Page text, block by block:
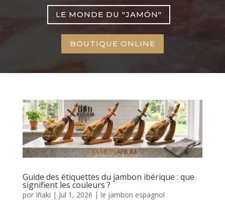
LE MONDE DU "JAMÓN"
BOUTIQUE ONLINE
Guide des étiquettes du jambon ibérique : que
signifient les couleurs ?
por Iñaki | Jul 1, 2026 | le jambon espagnol